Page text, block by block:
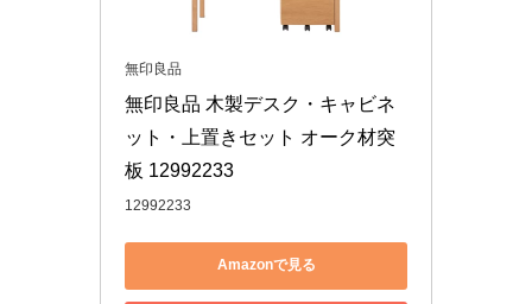
無印良品
無印良品 木製デスク・キャビネ
ット・上置きセット オーク材突
板 12992233
12992233
Amazonで見る